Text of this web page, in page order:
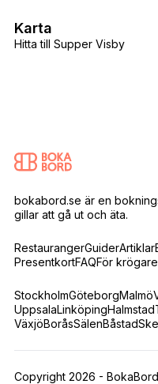
Hitta till Supper Visby
Karta
bokabord.se är en
gillar att gå ut och äta.
RestaurangerGuiderArtiklar
PresentkortFAQFör krögare
StockholmGöteborgMalmö
UppsalaLinköpingHalmstad
VäxjöBoråsSälenBåstad
Copyright 2026 -